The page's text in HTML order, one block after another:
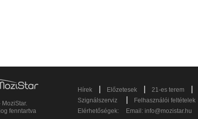
fenntartva
Hírek Előzetesek 21-es terem
Szignálszerviz
Felhasználói feltételek
Elérhetőségek:
Email: info@mozistar.hu